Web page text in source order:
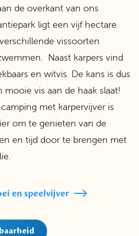
de overkant van ons
ligt een vijf hectare
vissoorten
Naast karpers vind
en witvis. De kans is dus
vis aan de haak slaat!
met karpervijver is
om te genieten van de
en tijd door te brengen met
en speelvijver